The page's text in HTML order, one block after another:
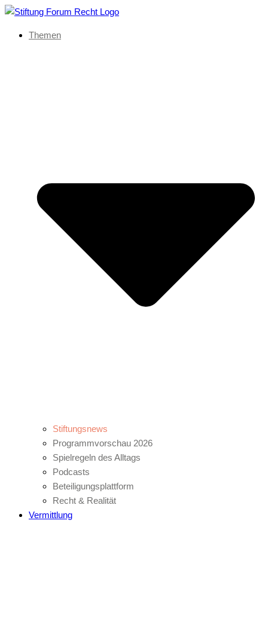
Themen
Stiftungsnews
Programmvorschau 2026
Spielregeln des Alltags
Podcasts
Beteiligungsplattform
Recht & Realität
Vermittlung